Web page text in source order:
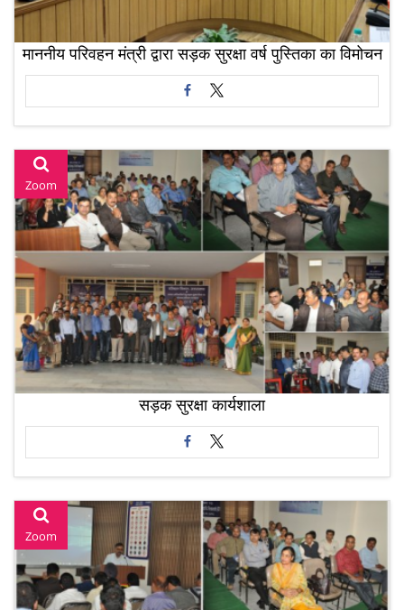
माननीय परिवहन मंत्री द्वारा सड़क सुरक्षा वर्ष पुस्तिका का विमोचन
Zoom
सड़क सुरक्षा कार्यशाला
Zoom